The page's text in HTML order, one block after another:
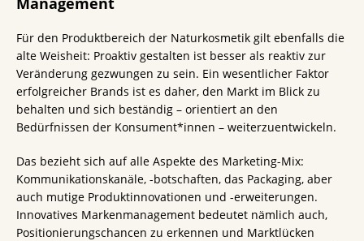
Für den Produktbereich der Naturkosmetik gilt ebenfalls die
alte Weisheit: Proaktiv gestalten ist besser als reaktiv zur
Veränderung gezwungen zu sein. Ein wesentlicher Faktor
erfolgreicher Brands ist es daher, den Markt im Blick zu
behalten und sich beständig – orientiert an den
Bedürfnissen der Konsument*innen – weiterzuentwickeln.
Das bezieht sich auf alle Aspekte des Marketing-Mix:
Kommunikationskanäle, -botschaften, das Packaging, aber
auch mutige Produktinnovationen und -erweiterungen.
Innovatives Markenmanagement bedeutet nämlich auch,
Positionierungschancen zu erkennen und Marktlücken